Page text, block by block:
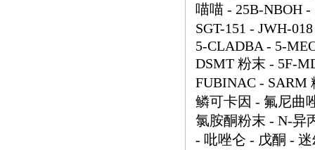
喵喵 - 25B-NBOH
SGT-151 - JWH-
5-CLADBA - 5-
DSMT 粉末 - 5F-
FUBINAC - SARM
鳞可卡因 - 氟尼曲
氯胺酮粉末 - N-异
- 吡唑仑 - 戊酮 -